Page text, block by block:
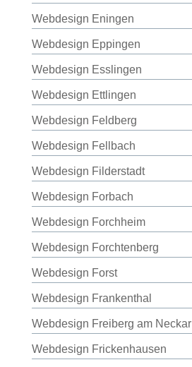
Webdesign Eningen
Webdesign Eppingen
Webdesign Esslingen
Webdesign Ettlingen
Webdesign Feldberg
Webdesign Fellbach
Webdesign Filderstadt
Webdesign Forbach
Webdesign Forchheim
Webdesign Forchtenberg
Webdesign Forst
Webdesign Frankenthal
Webdesign Freiberg am Neckar
Webdesign Frickenhausen